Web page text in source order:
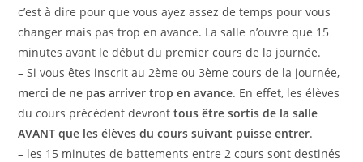
c’est à dire pour que vous ayez assez de temps pour vous
changer mais pas trop en avance. La salle n’ouvre que 15
minutes avant le début du premier cours de la journée.
– Si vous êtes inscrit au 2ème ou 3ème cours de la journée,
merci de ne pas arriver trop en avance. En effet, les élèves
du cours précédent devronttous être sortis de la salle
AVANT que les élèves du cours suivant puisse entrer.
– les 15 minutes de battements entre 2 cours sont destinés